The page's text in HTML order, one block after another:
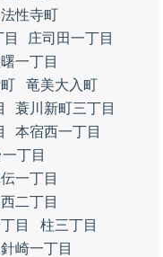
法性寺町
庄司田一丁目
一丁目
竜美大入町
蓑川新町三丁目
本宿西一丁目
丁目
一丁目
二丁目
目
柱三丁目
針崎一丁目